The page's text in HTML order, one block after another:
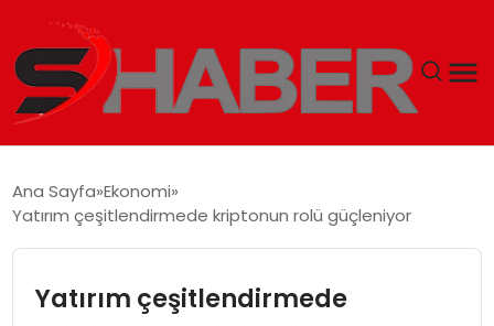
MAGAZIN
TEKNOLOJI
Ana Sayfa Ekonomi
Yatırım çeşitlendirmede kriptonun rolü güçleniyor
Yatırım çeşitlendirmede